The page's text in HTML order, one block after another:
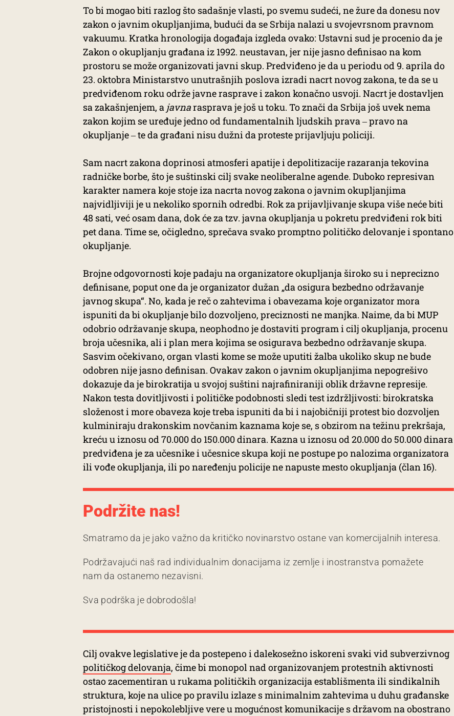
To bi mogao biti razlog što sadašnje vlasti, po svemu sudeći, ne žure da donesu nov
zakon o javnim okupljanjima, budući da se Srbija nalazi u svojevrsnom pravnom
vakuumu. Kratka hronologija događaja izgleda ovako: Ustavni sud je procenio da je
Zakon o okupljanju građana iz 1992. neustavan, jer nije jasno definisao na kom
prostoru se može organizovati javni skup. Predviđeno je da u periodu od 9. aprila do
23. oktobra Ministarstvo unutrašnjih poslova izradi nacrt novog zakona, te da se u
predviđenom roku održe javne rasprave i zakon konačno usvoji. Nacrt je dostavljen
sa zakašnjenjem, a javnarasprava je još u toku. To znači da Srbija još uvek nema
zakon kojim se uređuje jedno od fundamentalnih ljudskih prava ‒ pravo na
okupljanje ‒ te da građani nisu dužni da proteste prijavljuju policiji.
Sam nacrt zakona doprinosi atmosferi apatije i depolitizacije razaranja tekovina
radničke borbe, što je suštinski cilj svake neoliberalne agende. Duboko represivan
karakter namera koje stoje iza nacrta novog zakona o javnim okupljanjima
najvidljiviji je u nekoliko spornih odredbi. Rok za prijavljivanje skupa više neće biti
48 sati, već osam dana, dok će za tzv. javna okupljanja u pokretu predviđeni rok biti
pet dana. Time se, očigledno, sprečava svako promptno političko delovanje i spontano
okupljanje.
Brojne odgovornosti koje padaju na organizatore okupljanja široko su i neprecizno
definisane, poput one da je organizator dužan „da osigura bezbedno održavanje
javnog skupa“. No, kada je reč o zahtevima i obavezama koje organizator mora
ispuniti da bi okupljanje bilo dozvoljeno, preciznosti ne manjka. Naime, da bi MUP
odobrio održavanje skupa, neophodno je dostaviti program i cilj okupljanja, procenu
broja učesnika, ali i plan mera kojima se osigurava bezbedno održavanje skupa.
Sasvim očekivano, organ vlasti kome se može uputiti žalba ukoliko skup ne bude
odobren nije jasno definisan. Ovakav zakon o javnim okupljanjima nepogrešivo
dokazuje da je birokratija u svojoj suštini najrafiniraniji oblik državne represije.
Nakon testa dovitljivosti i političke podobnosti sledi test izdržljivosti: birokratska
složenost i more obaveza koje treba ispuniti da bi i najobičniji protest bio dozvoljen
kulminiraju drakonskim novčanim kaznama koje se, s obzirom na težinu prekršaja,
kreću u iznosu od 70.000 do 150.000 dinara. Kazna u iznosu od 20.000 do 50.000 dinara
predviđena je za učesnike i učesnice skupa koji ne postupe po nalozima organizatora
ili vođe okupljanja, ili po naređenju policije ne napuste mesto okupljanja (član 16).
Podržite nas!
Smatramo da je jako važno da kritičko novinarstvo ostane van komercijalnih interesa.
Podržavajući naš rad individualnim donacijama iz zemlje i inostranstva pomažete
nam da ostanemo nezavisni.
Sva podrška je dobrodošla!
Cilj ovakve legislative je da postepeno i dalekosežno iskoreni svaki vid subverzivnog
političkog delovanja, čime bi monopol nad organizovanjem protestnih aktivnosti
ostao zacementiran u rukama političkih organizacija establišmenta ili sindikalnih
struktura, koje na ulice po pravilu izlaze s minimalnim zahtevima u duhu građanske
pristojnosti i nepokolebljive vere u mogućnost komunikacije s državom na obostrano